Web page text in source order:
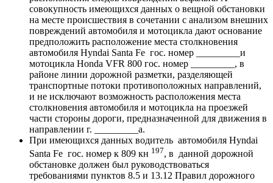
совокупность имеющихся данных о вещной обстановки
на месте происшествия в сочетании с анализом внешних
повреждений автомобиля и мотоцикла дают основание
предположить расположение места столкновения
автомобиля Hyndai Santa Fe гос. номер _________и
мотоцикла Hondа VFR 800 гос. номер _________, в
районе линии дорожной разметки, разделяющей
транспортные потоки противоположных направлений,
и не исключают возможность расположения места
столкновения автомобиля и мотоцикла на проезжей
части стороны дороги, предназначенной для движения в
направлении г. _________а.
При имеющихся данных водитель автомобиля Hyndai
Santa Fe гос. номер к 809 кн 197, в данной дорожной
обстановке должен был руководствоваться
требованиями пунктов 8.5 и 13.12 Правил дорожного